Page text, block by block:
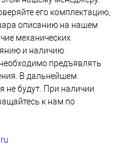
его комплектацию,
описанию на нашем
механических
и наличию
предъявлять
В дальнейшем
не будут. При наличии
к нам по